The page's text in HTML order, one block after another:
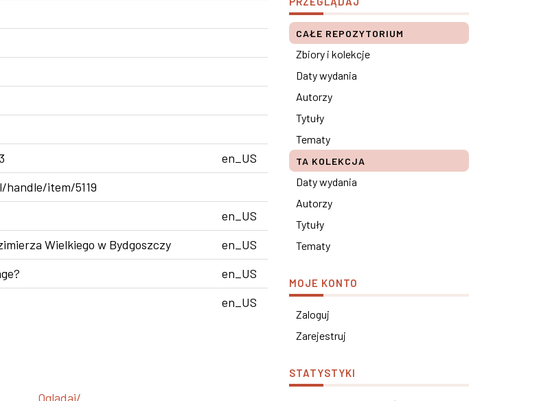
en_US
item/5119
en_US
Wielkiego w Bydgoszczy
en_US
en_US
en_US
Oglądaj/
CAŁE REPOZYTORIUM
Zbiory i kolekcje
Daty wydania
Autorzy
Tytuły
Tematy
TA KOLEKCJA
Daty wydania
Autorzy
Tytuły
Tematy
MOJE KONTO
Zaloguj
Zarejestruj
STATYSTYKI